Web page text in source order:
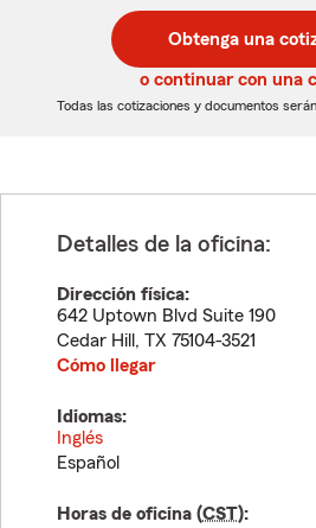
de
5
dígitos
de
5
dígitos
Obtenga una
o continuar con una
Todas las cotizaciones y documentos
Detalles de la oficina:
Dirección física:
642 Uptown Blvd Suite 190
Cedar Hill , TX 75104-3521
Cómo llegar
Idiomas:
Inglés
Español
Horas de oficina (CST):